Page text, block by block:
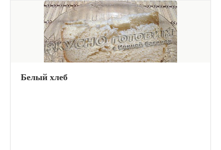
Белый хлеб